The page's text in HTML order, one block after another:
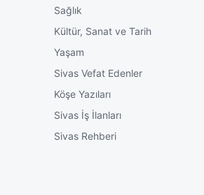
Sağlık
Kültür, Sanat ve Tarih
Yaşam
Sivas Vefat Edenler
Köşe Yazıları
Sivas İş İlanları
Sivas Rehberi